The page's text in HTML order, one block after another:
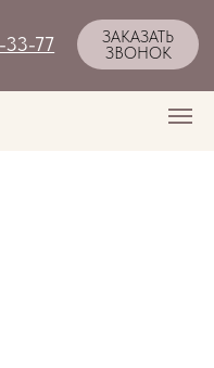
ЗВОНОК